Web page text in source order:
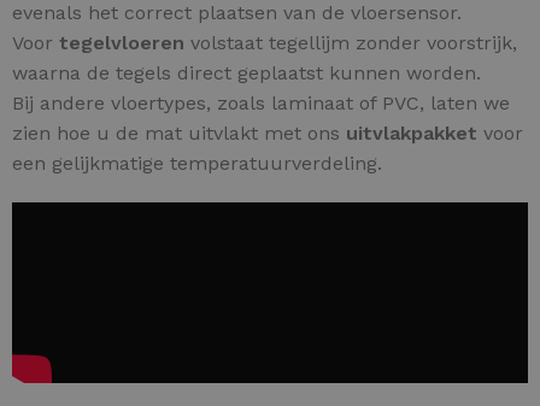
evenals het correct plaatsen van de vloersensor.
Voor tegelvloeren volstaat tegellijm zonder voorstrijk,
waarna de tegels direct geplaatst kunnen worden.
Bij andere vloertypes, zoals laminaat of PVC, laten we
zien hoe u de mat uitvlakt met ons uitvlakpakket voor
een gelijkmatige temperatuurverdeling.